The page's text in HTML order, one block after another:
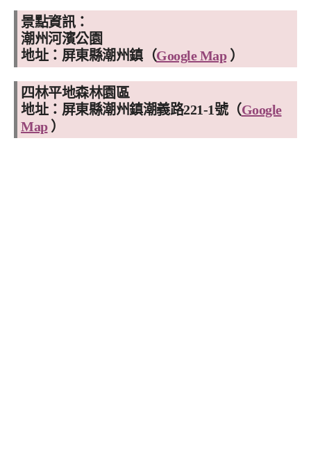
景點資訊：
潮州河濱公園
地址：屏東縣潮州鎮（Google Map ）
四林平地森林園區
地址： 屏東縣潮州鎮潮義路221-1號（Google
Map ）